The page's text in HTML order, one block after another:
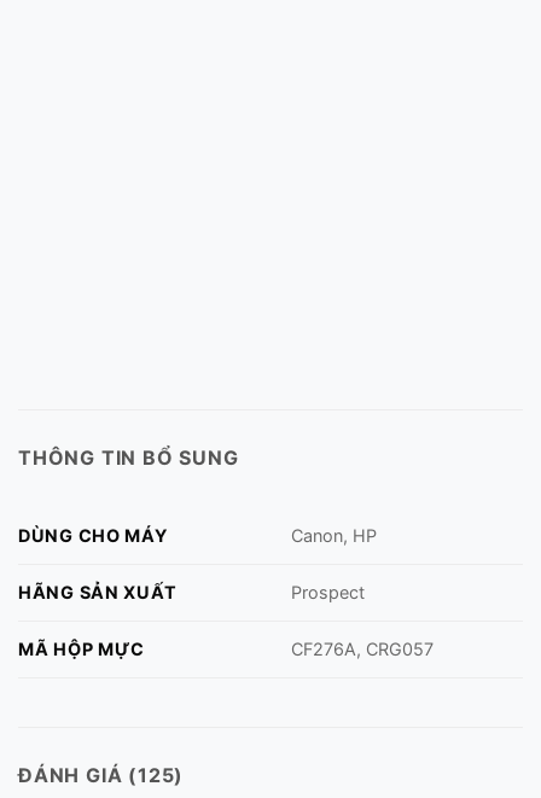
THÔNG TIN BỔ SUNG
DÙNG CHO MÁY Canon, HP
HÃNG SẢN XUẤT Prospect
MÃ HỘP MỰC CF276A, CRG057
ĐÁNH GIÁ (125)